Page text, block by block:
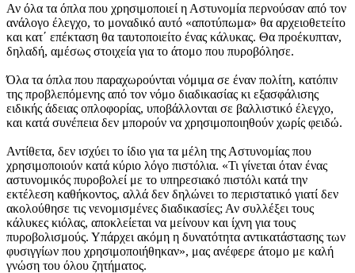
Αν όλα τα όπλα που χρησιμοποιεί η Αστυνομία περνούσαν από τον
ανάλογο έλεγχο, το μοναδικό αυτό «αποτύπωμα» θα αρχειοθετείτο
και κατ΄ επέκταση θα ταυτοποιείτο ένας κάλυκας. Θα προέκυπταν,
δηλαδή, αμέσως στοιχεία για το άτομο που πυροβόλησε.
Όλα τα όπλα που παραχωρούνται νόμιμα σε έναν πολίτη, κατόπιν
της προβλεπόμενης από τον νόμο διαδικασίας κι εξασφάλισης
ειδικής άδειας οπλοφορίας, υποβάλλονται σε βαλλιστικό έλεγχο,
και κατά συνέπεια δεν μπορούν να χρησιμοποιηθούν χωρίς φειδώ.
Αντίθετα, δεν ισχύει το ίδιο για τα μέλη της Αστυνομίας που
χρησιμοποιούν κατά κύριο λόγο πιστόλια. «Τι γίνεται όταν ένας
αστυνομικός πυροβολεί με το υπηρεσιακό πιστόλι κατά την
εκτέλεση καθήκοντος, αλλά δεν δηλώνει το περιστατικό γιατί δεν
ακολούθησε τις νενομισμένες διαδικασίες; Αν συλλέξει τους
κάλυκες κιόλας, αποκλείεται να μείνουν και ίχνη για τους
πυροβολισμούς. Υπάρχει ακόμη η δυνατότητα αντικατάστασης των
φυσιγγίων που χρησιμοποιήθηκαν», μας ανέφερε άτομο με καλή
γνώση του όλου ζητήματος.